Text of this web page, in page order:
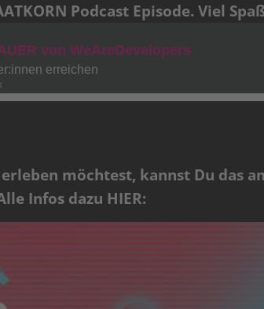
Podcast Episode. Viel
möchtest, kannst Du das
Infos dazu HIER: